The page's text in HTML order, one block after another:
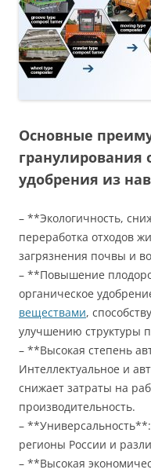
Основные
гранулирования
удобрения из
– **Экологичность,
переработка отходов
загрязнения почвы и
– **Повышение
органическое
веществами,
улучшению структуры
– **Высокая степень
Интеллектуальное и
снижает затраты на
производительность.
–
регионы России и
– **Высокая